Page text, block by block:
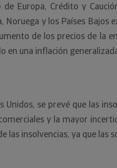
de Europa, Crédito y
Noruega y los Países Bajos
de los precios de la
en una inflación
Unidos, se prevé que las
y la mayor
las insolvencias, ya que